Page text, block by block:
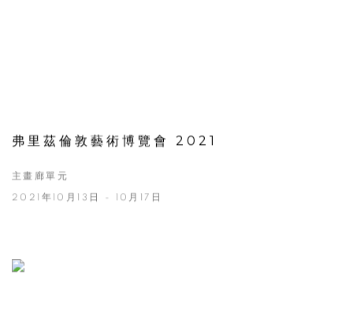
弗里茲倫敦藝術博覽會 2021
主畫廊單元
2021年10月13日 - 10月17日